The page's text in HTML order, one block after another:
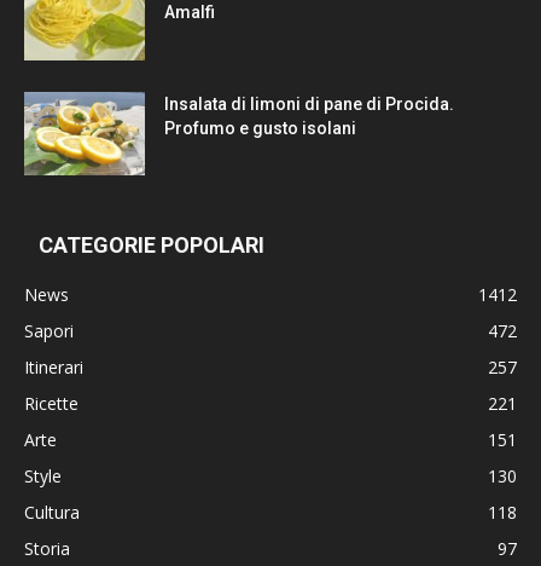
Amalfi
Insalata di limoni di pane di Procida.
Profumo e gusto isolani
CATEGORIE POPOLARI
News
1412
Sapori
472
Itinerari
257
Ricette
221
Arte
151
Style
130
Cultura
118
Storia
97